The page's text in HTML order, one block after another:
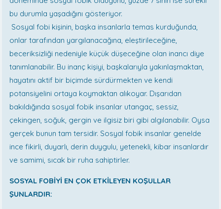
bu durumla yaşadığını gösteriyor.
Sosyal fobi kişinin, başka insanlarla temas kurduğunda,
onlar tarafından yargılanacağına, eleştirileceğine,
beceriksizliği nedeniyle küçük düşeceğine olan inancı diye
tanımlanabilir. Bu inanç kişiyi, başkalarıyla yakınlaşmaktan,
hayatını aktif bir biçimde sürdürmekten ve kendi
potansiyelini ortaya koymaktan alıkoyar. Dışarıdan
bakıldığında sosyal fobik insanlar utangaç, sessiz,
çekingen, soğuk, gergin ve ilgisiz biri gibi algılanabilir. Oysa
gerçek bunun tam tersidir. Sosyal fobik insanlar genelde
ince fikirli, duyarlı, derin duygulu, yetenekli, kibar insanlardır
ve samimi, sıcak bir ruha sahiptirler.
SOSYAL FOBİYİ EN ÇOK ETKİLEYEN KOŞULLAR
ŞUNLARDIR: